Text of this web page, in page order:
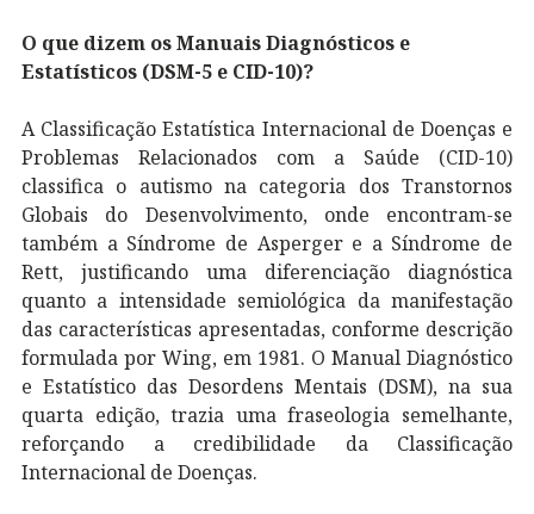
O que dizem os Manuais Diagnósticos e
Estatísticos (DSM-5 e CID-10)?
A Classificação Estatística Internacional de Doenças e
Problemas Relacionados com a Saúde (CID-10)
classifica o autismo na categoria dos Transtornos
Globais do Desenvolvimento, onde encontram-se
também a Síndrome de Asperger e a Síndrome de
Rett, justificando uma diferenciação diagnóstica
quanto a intensidade semiológica da manifestação
das características apresentadas, conforme descrição
formulada por Wing, em 1981. O Manual Diagnóstico
e Estatístico das Desordens Mentais (DSM), na sua
quarta edição, trazia uma fraseologia semelhante,
reforçando a credibilidade da Classificação
Internacional de Doenças.